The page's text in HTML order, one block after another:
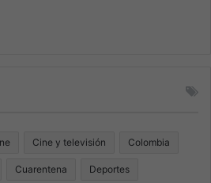
Cine y televisión Colombia
Cuarentena Deportes